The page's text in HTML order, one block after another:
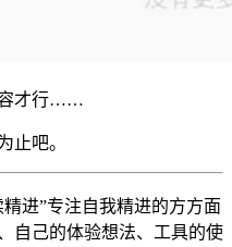
容才行……
止吧。
进”专注自我精进的方方面
自己的体验想法、工具的使